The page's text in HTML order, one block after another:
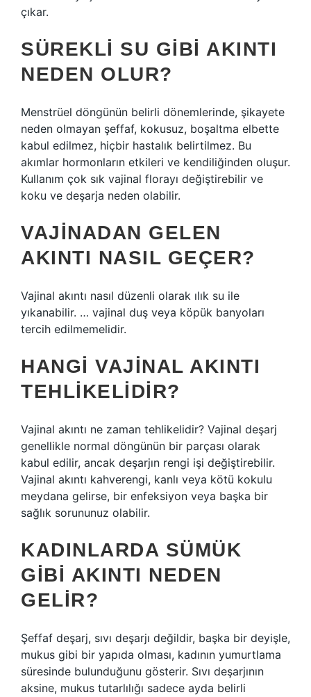
çıkar.
SÜREKLI SU GIBI AKINTI
NEDEN OLUR?
Menstrüel döngünün belirli dönemlerinde, şikayete
neden olmayan şeffaf, kokusuz, boşaltma elbette
kabul edilmez, hiçbir hastalık belirtilmez. Bu
akımlar hormonların etkileri ve kendiliğinden oluşur.
Kullanım çok sık vajinal florayı değiştirebilir ve
koku ve deşarja neden olabilir.
VAJINADAN GELEN
AKINTI NASIL GEÇER?
Vajinal akıntı nasıl düzenli olarak ılık su ile
yıkanabilir. … vajinal duş veya köpük banyoları
tercih edilmemelidir.
HANGI VAJINAL AKINTI
TEHLIKELIDIR?
Vajinal akıntı ne zaman tehlikelidir? Vajinal deşarj
genellikle normal döngünün bir parçası olarak
kabul edilir, ancak deşarjın rengi işi değiştirebilir.
Vajinal akıntı kahverengi, kanlı veya kötü kokulu
meydana gelirse, bir enfeksiyon veya başka bir
sağlık sorununuz olabilir.
KADINLARDA SÜMÜK
GIBI AKINTI NEDEN
GELIR?
Şeffaf deşarj, sıvı deşarjı değildir, başka bir deyişle,
mukus gibi bir yapıda olması, kadının yumurtlama
süresinde bulunduğunu gösterir. Sıvı deşarjının
aksine, mukus tutarlılığı sadece ayda belirli